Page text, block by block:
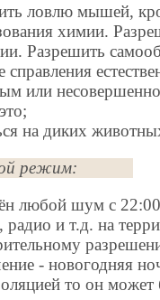
ловлю мышей,
химии.
Разрешить
справления
или
на диких
режим:
любой шум с
радио и т.д. на
- новогодняя
то он